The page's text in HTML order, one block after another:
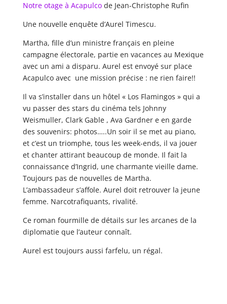
Notre otage à Acapulcode Jean-Christophe Rufin
Une nouvelle enquête d’Aurel Timescu.
Martha, fille d’un ministre français en pleine
campagne électorale, partie en vacances au Mexique
avec un ami a disparu. Aurel est envoyé sur place
Acapulco avec une mission précise : ne rien faire!!
Il va s’installer dans un hôtel « Los Flamingos » qui a
vu passer des stars du cinéma tels Johnny
Weismuller, Clark Gable , Ava Gardner e en garde
des souvenirs: photos…..Un soir il se met au piano,
et c’est un triomphe, tous les week-ends, il va jouer
et chanter attirant beaucoup de monde. Il fait la
connaissance d’Ingrid, une charmante vieille dame.
Toujours pas de nouvelles de Martha.
L’ambassadeur s’affole. Aurel doit retrouver la jeune
femme. Narcotrafiquants, rivalité.
Ce roman fourmille de détails sur les arcanes de la
diplomatie que l’auteur connaît.
Aurel est toujours aussi farfelu, un régal.